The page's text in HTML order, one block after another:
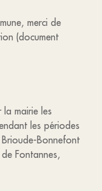
merci de
(document
mairie les
les périodes
Bonnefont
Fontannes,